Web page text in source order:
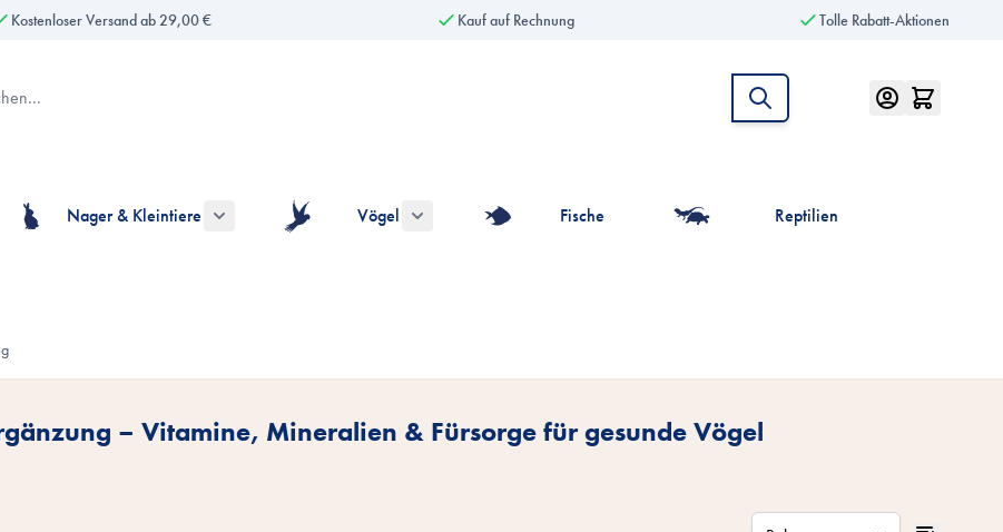
Kostenloser Versand ab 29,00 € Kauf auf Rechnung Tolle Rabatt-Aktionen
Hunde anzeigen
für die Kategorie Katzen anzeigen
Nager & Kleintiere
Untermenü für die Kategorie Nager & Kleintiere anzeigen
Vögel
Fische Reptilien
– Vitamine, Mineralien & Fürsorge für gesunde Vögel